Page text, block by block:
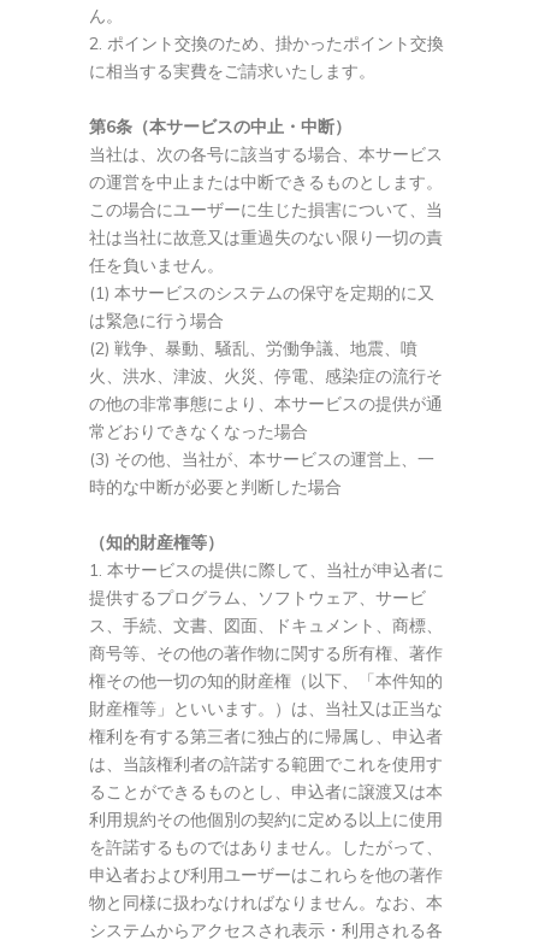
ん。
ポイント交換のため、掛かったポイント交換
に相当する実費をご請求いたします。
第6条（本サービスの中止・中断）
当社は、次の各号に該当する場合、本サービス
の運営を中止または中断できるものとします。
この場合にユーザーに生じた損害について、当
社は当社に故意又は重過失のない限り一切の責
任を負いません。
(1) 本サービスのシステムの保守を定期的に又
は緊急に行う場合
(2) 戦争、暴動、騒乱、労働争議、地震、噴
火、洪水、津波、火災、停電、感染症の流行そ
の他の非常事態により、本サービスの提供が通
常どおりできなくなった場合
(3) その他、当社が、本サービスの運営上、一
時的な中断が必要と判断した場合
（知的財産権等）
本サービスの提供に際して、当社が申込者に
提供するプログラム、ソフトウェア、サービ
ス、手続、文書、図面、ドキュメント、商標、
商号等、その他の著作物に関する所有権、著作
権その他一切の知的財産権（以下、「本件知的
財産権等」といいます。）は、当社又は正当な
権利を有する第三者に独占的に帰属し、申込者
は、当該権利者の許諾する範囲でこれを使用す
ることができるものとし、申込者に譲渡又は本
利用規約その他個別の契約に定める以上に使用
を許諾するものではありません。したがって、
申込者および利用ユーザーはこれらを他の著作
物と同様に扱わなければなりません。なお、本
システムからアクセスされ表示・利用される各